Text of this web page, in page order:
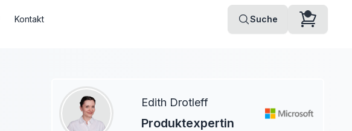
Kontakt Suche
Edith Drotleff
Produktexpertin